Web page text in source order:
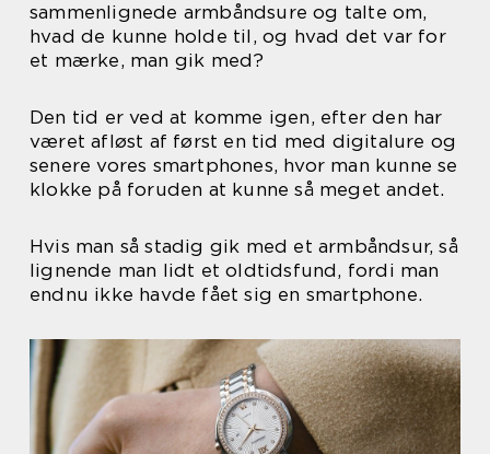
sammenlignede armbåndsure og talte om,
hvad de kunne holde til, og hvad det var for
et mærke, man gik med?
Den tid er ved at komme igen, efter den har
været afløst af først en tid med digitalure og
senere vores smartphones, hvor man kunne se
klokke på foruden at kunne så meget andet.
Hvis man så stadig gik med et armbåndsur, så
lignende man lidt et oldtidsfund, fordi man
endnu ikke havde fået sig en smartphone.